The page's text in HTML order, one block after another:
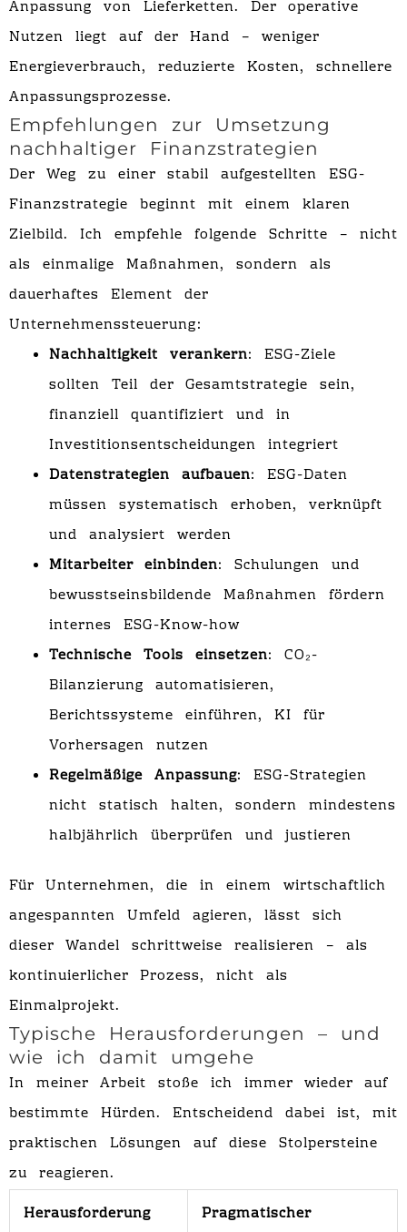
Anpassung von Lieferketten. Der operative
Nutzen liegt auf der Hand – weniger
Energieverbrauch, reduzierte Kosten, schnellere
Anpassungsprozesse.
Empfehlungen zur Umsetzung
nachhaltiger Finanzstrategien
Der Weg zu einer stabil aufgestellten ESG-
Finanzstrategie beginnt mit einem klaren
Zielbild. Ich empfehle folgende Schritte – nicht
als einmalige Maßnahmen, sondern als
dauerhaftes Element der
Unternehmenssteuerung:
Nachhaltigkeit verankern: ESG-Ziele
sollten Teil der Gesamtstrategie sein,
finanziell quantifiziert und in
Investitionsentscheidungen integriert
Datenstrategien aufbauen: ESG-Daten
müssen systematisch erhoben, verknüpft
und analysiert werden
Mitarbeiter einbinden: Schulungen und
bewusstseinsbildende Maßnahmen fördern
internes ESG-Know-how
Technische Tools einsetzen: CO₂-
Bilanzierung automatisieren,
Berichtssysteme einführen, KI für
Vorhersagen nutzen
Regelmäßige Anpassung: ESG-Strategien
nicht statisch halten, sondern mindestens
halbjährlich überprüfen und justieren
Für Unternehmen, die in einem wirtschaftlich
angespannten Umfeld agieren, lässt sich
dieser Wandel schrittweise realisieren – als
kontinuierlicher Prozess, nicht als
Einmalprojekt.
Typische Herausforderungen – und
wie ich damit umgehe
In meiner Arbeit stoße ich immer wieder auf
bestimmte Hürden. Entscheidend dabei ist, mit
praktischen Lösungen auf diese Stolpersteine
zu reagieren.
Herausforderung
Pragmatischer